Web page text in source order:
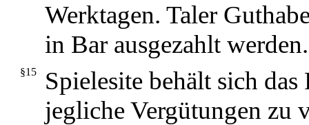
Werktagen. Taler
in Bar ausgezahlt werden.
§15
Spielesite behält sich das
jegliche Vergütungen zu